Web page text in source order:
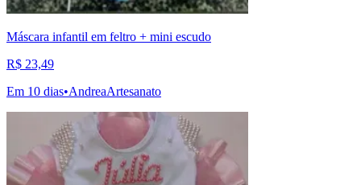
Máscara infantil em feltro + mini escudo
R$ 23,49
Em 10 dias•AndreaArtesanato